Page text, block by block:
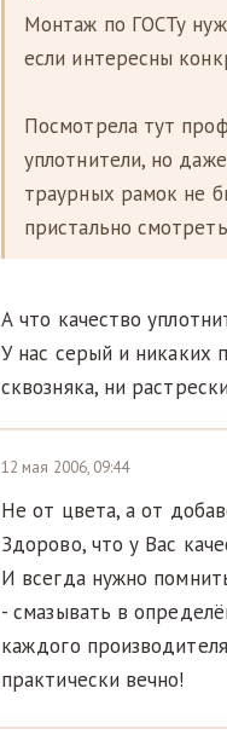
Монтаж по ГОСТу
если интересны
Посмотрела тут
уплотнители, но
траурных рамок не
пристально
А что качество
У нас серый и никаких
сквозняка, ни
12 мая 2006, 09:44
Не от цвета, а от
Здорово, что у Вас
И всегда нужно
- смазывать в
каждого
практически вечно!